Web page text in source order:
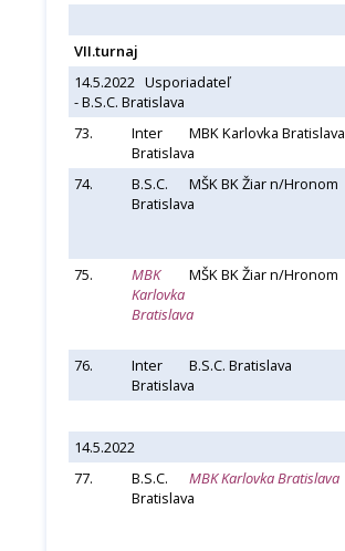
VII.turnaj
14.5.2022 Usporiadateľ
- B.S.C. Bratislava
73.
Inter
Bratislava
MBK Karlovka Bratislava
74.
B.S.C.
Bratislava
MŠK BK Žiar n/Hronom
75.
MBK
Karlovka
Bratislava
MŠK BK Žiar n/Hronom
76.
Inter
Bratislava
B.S.C. Bratislava
14.5.2022
77.
B.S.C.
Bratislava
MBK Karlovka Bratislava